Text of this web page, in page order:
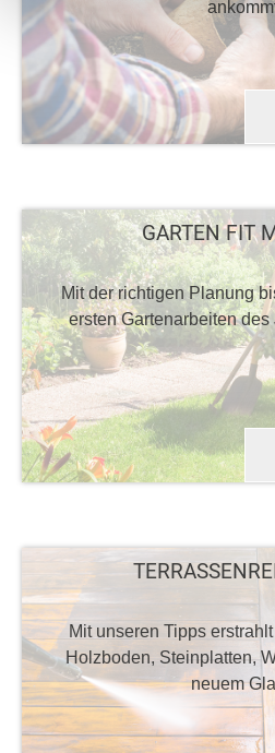
GARTEN FIT
Mit der richtigen Planung
ersten Gartenarbeiten
Mit unseren Tipps
Holzboden, Steinplatten,
neuem